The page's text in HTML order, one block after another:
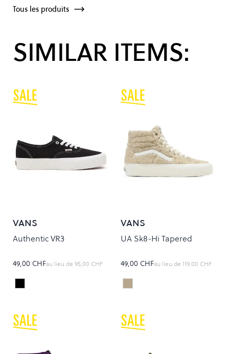
Tous les produits
SIMILAR ITEMS:
VANS
Authentic VR3
49,00 CHFau lieu de 95,00 CHF
Colour
Black/Marshmallow
VANS
UA Sk8-Hi Tapered
49,00 CHFau lieu de 119,00 CHF
Colour
MOJOVE DESERT